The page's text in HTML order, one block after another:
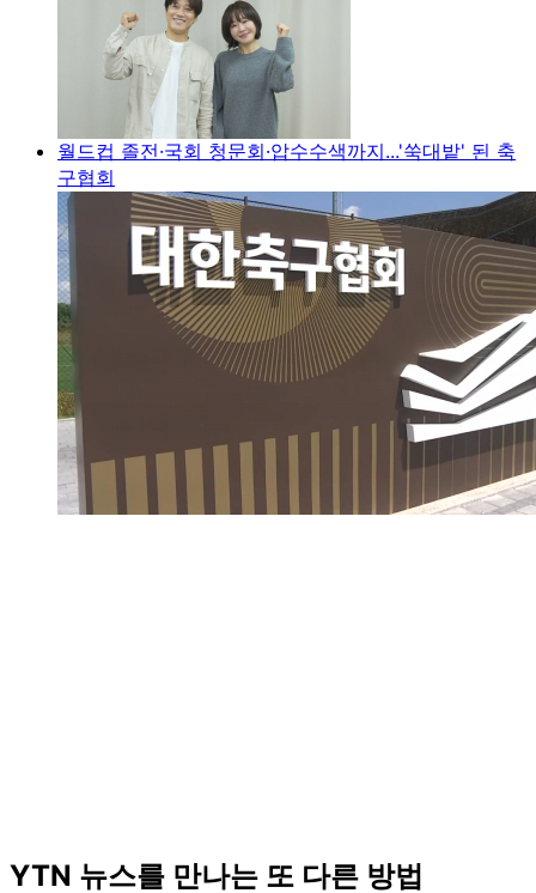
월드컵 졸전·국회 청문회·압수수색까지...'쑥대밭' 된 축
구협회
YTN 뉴스를 만나는 또 다른 방법